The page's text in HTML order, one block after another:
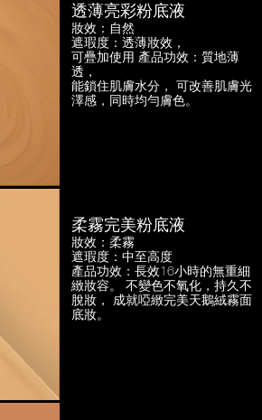
透薄亮彩粉底液
妝效：自然
遮瑕度：透薄妝效，
可疊加使用 產品功效：質地薄
透，
能鎖住肌膚水分， 可改善肌膚光
澤感， 同時均勻膚色。
柔霧完美粉底液
妝效：柔霧
遮瑕度：中至高度
產品功效：長效16小時的無重細
緻妝容。
不變色不氧化，持久不
脫妝，
成就啞緻完美天鵝絨霧面
底妝。